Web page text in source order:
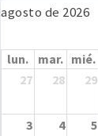
agosto de 2026
lun. mar. mié.
27
28 29
3 4 5